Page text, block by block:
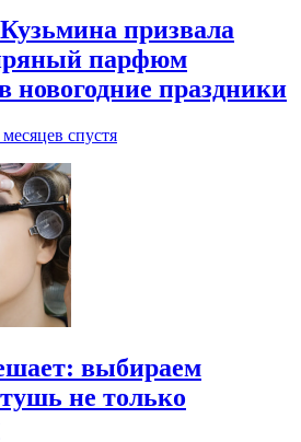
призвала
парфюм
новогодние праздники
месяцев спустя
выбираем
не только